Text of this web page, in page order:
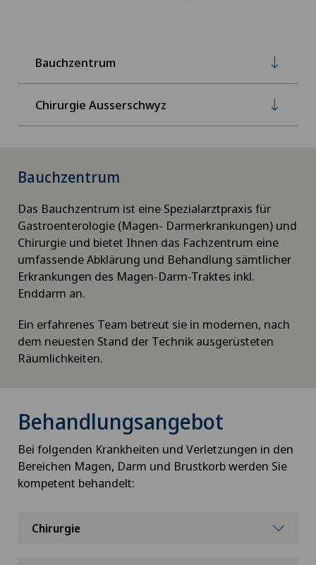
Bauchzentrum
Chirurgie Ausserschwyz
Bauchzentrum
Das Bauchzentrum ist eine Spezialarztpraxis für
Gastroenterologie (Magen- Darmerkrankungen) und
Chirurgie und bietet Ihnen das Fachzentrum eine
umfassende Abklärung und Behandlung sämtlicher
Erkrankungen des Magen-Darm-Traktes inkl.
Enddarm an.
Ein erfahrenes Team betreut sie in modernen, nach
dem neuesten Stand der Technik ausgerüsteten
Räumlichkeiten.
Behandlungsangebot
Bei folgenden Krankheiten und Verletzungen in den
Bereichen Magen, Darm und Brustkorb werden Sie
kompetent behandelt:
Chirurgie